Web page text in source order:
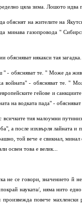
цяла зима. Лошото идва
обяснят на жителите на
минава газопровода "
някакси тая загадка.
обясняват те. " Може да
войната" - обясняват те. "
гейове и
на водката пада" - обясняват
всичките тия малоумни
а после изхвърля лайната и
той вече е свикнал,
освен това е велик...
не се говори, значението й
науката/, няма нито
повече